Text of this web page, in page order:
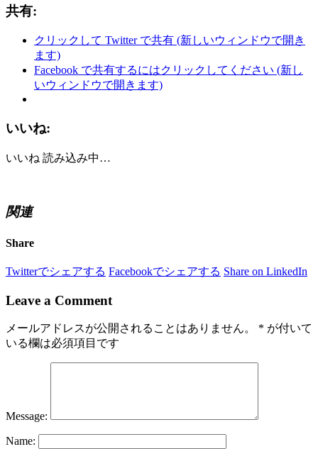
共有:
クリックして Twitter で共有 (新しいウィンドウで開き
ます)
Facebook で共有するにはクリックしてください (新し
いウィンドウで開きます)
いいね:
いいね 読み込み中…
関連
Share
Twitterでシェアする Facebookでシェアする Share on LinkedIn
Leave a Comment
メールアドレスが公開されることはありません。 * が付いて
いる欄は必須項目です
Message:
Name: